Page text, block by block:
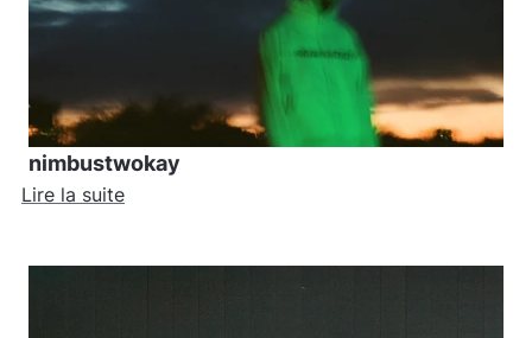
nimbustwokay
Lire la suite